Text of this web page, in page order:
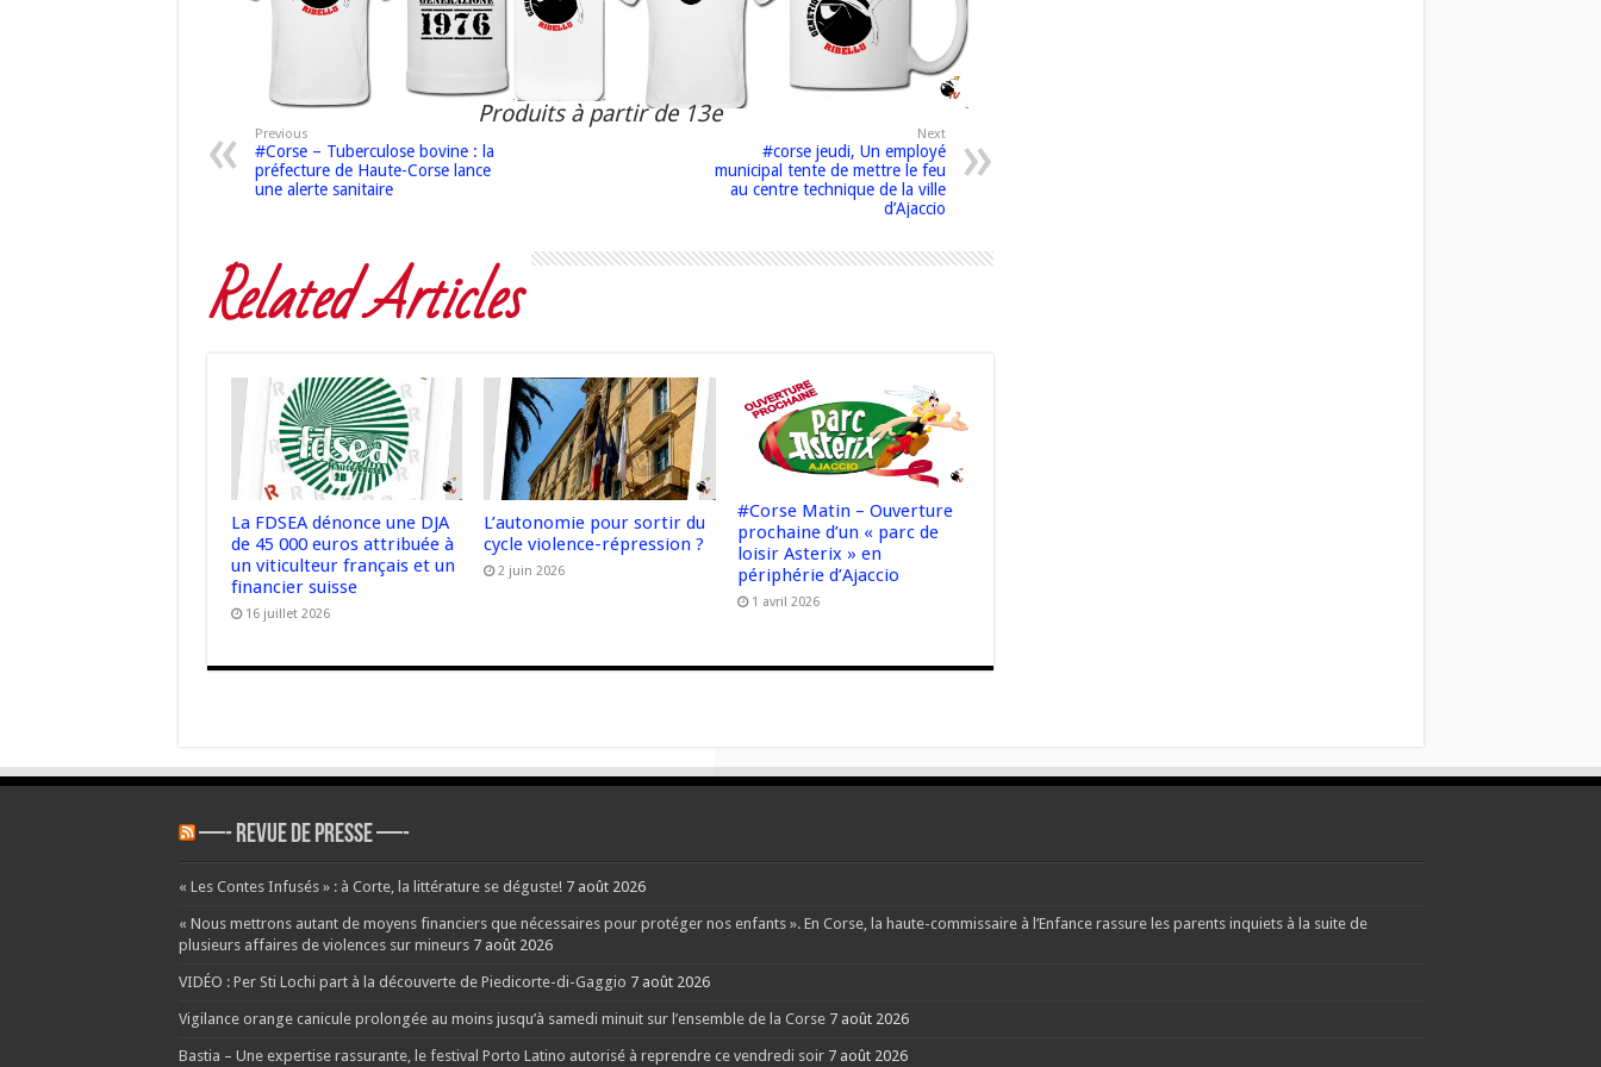
Produits à partir de 13e
Previous
#Corse – Tuberculose bovine : la
préfecture de Haute-Corse lance
une alerte sanitaire
Next
#corse jeudi, Un employé
municipal tente de mettre le feu
au centre technique de la ville
d’Ajaccio
Related Articles
La FDSEA dénonce une DJA
de 45 000 euros attribuée à
un viticulteur français et un
financier suisse
16 juillet 2026
L’autonomie pour sortir du
cycle violence-répression ?
2 juin 2026
#Corse Matin – Ouverture
prochaine d’un « parc de
loisir Asterix » en
périphérie d’Ajaccio
1 avril 2026
—- REVUE DE PRESSE —-
« Les Contes Infusés » : à Corte, la littérature se déguste! 7 août 2026
« Nous mettrons autant de moyens financiers que nécessaires pour protéger nos enfants ». En Corse, la haute-commissaire à l’Enfance rassure les parents inquiets à la suite de
plusieurs affaires de violences sur mineurs 7 août 2026
VIDÉO : Per Sti Lochi part à la découverte de Piedicorte-di-Gaggio 7 août 2026
Vigilance orange canicule prolongée au moins jusqu’à samedi minuit sur l’ensemble de la Corse 7 août 2026
Bastia – Une expertise rassurante, le festival Porto Latino autorisé à reprendre ce vendredi soir 7 août 2026